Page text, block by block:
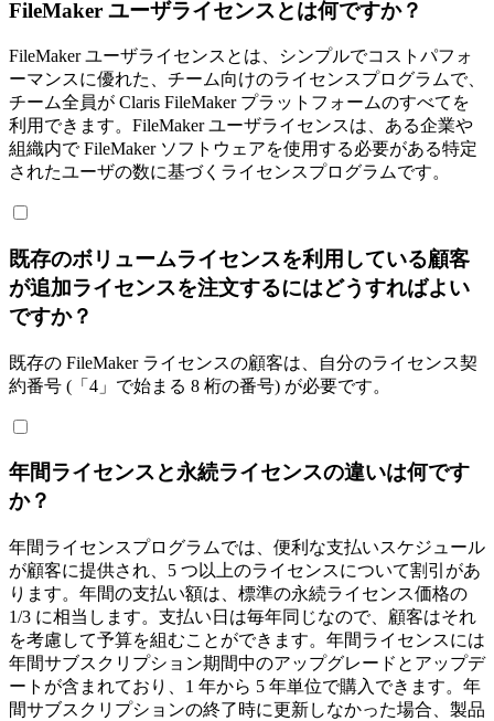
FileMaker ユーザライセンスとは何ですか？
FileMaker ユーザライセンスとは、シンプルでコストパフォ
ーマンスに優れた、チーム向けのライセンスプログラムで、
チーム全員が Claris FileMaker プラットフォームのすべてを
利用できます。FileMaker ユーザライセンスは、ある企業や
組織内で FileMaker ソフトウェアを使用する必要がある特定
されたユーザの数に基づくライセンスプログラムです。
既存のボリュームライセンスを利用している顧客
が追加ライセンスを注文するにはどうすればよい
ですか？
既存の FileMaker ライセンスの顧客は、自分のライセンス契
約番号 (「4」で始まる 8 桁の番号) が必要です。
年間ライセンスと永続ライセンスの違いは何です
か？
年間ライセンスプログラムでは、便利な支払いスケジュール
が顧客に提供され、5 つ以上のライセンスについて割引があ
ります。年間の支払い額は、標準の永続ライセンス価格の
1/3 に相当します。支払い日は毎年同じなので、顧客はそれ
を考慮して予算を組むことができます。年間ライセンスには
年間サブスクリプション期間中のアップグレードとアップデ
ートが含まれており、1 年から 5 年単位で購入できます。年
間サブスクリプションの終了時に更新しなかった場合、製品